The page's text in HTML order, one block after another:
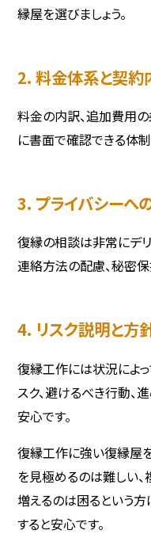
縁屋を選びましょう。
2. 料金体系と契約
料金の内訳、追加費用
に書面で確認できる体
3. プライバシーへ
復縁の相談は非常にデリ
連絡方法の配慮、秘密保
4. リスク説明と方
復縁工作には状況によっ
スク、避けるべき行動
安心です。
復縁工作に強い復縁屋
を見極めるのは難しい
増えるのは困るという方
すると安心です。